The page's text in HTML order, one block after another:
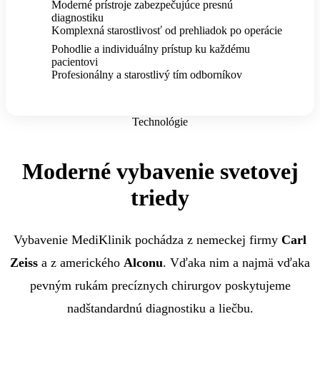
Moderné prístroje zabezpečujúce presnú
diagnostiku
Komplexná starostlivosť od prehliadok po operácie
Pohodlie a individuálny prístup ku každému
pacientovi
Profesionálny a starostlivý tím odborníkov
Technológie
Moderné vybavenie svetovej
triedy
Vybavenie MediKlinik pochádza z nemeckej firmy Carl
Zeiss a z amerického Alconu. Vďaka nim a najmä vďaka
pevným rukám precíznych chirurgov poskytujeme
nadštandardnú diagnostiku a liečbu.